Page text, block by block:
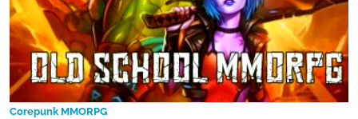
Corepunk MMORPG